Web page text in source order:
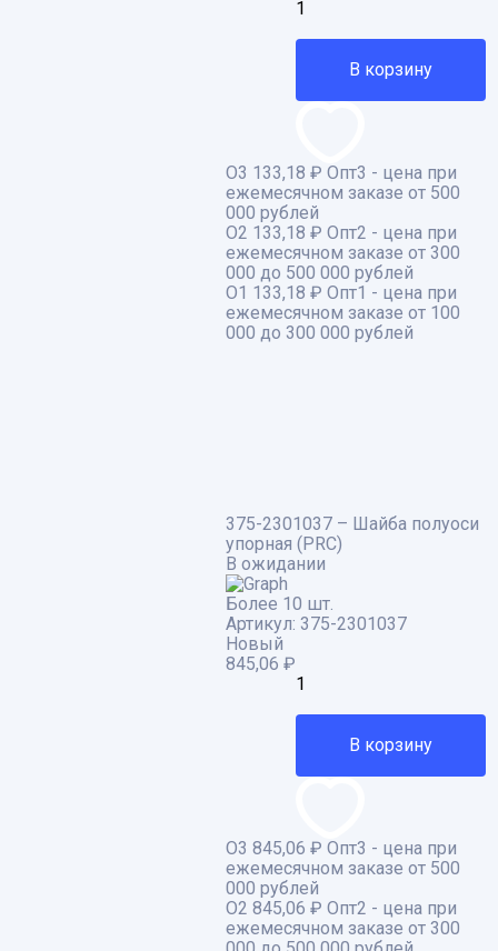
В корзину
О3 133,18 ₽ Опт3 - цена при
ежемесячном заказе от 500
000 рублей
О2 133,18 ₽ Опт2 - цена при
ежемесячном заказе от 300
000 до 500 000 рублей
О1 133,18 ₽ Опт1 - цена при
ежемесячном заказе от 100
000 до 300 000 рублей
375-2301037 – Шайба полуоси
упорная (PRC)
В ожидании
Более 10 шт.
Артикул: 375-2301037
Новый
845,06 ₽
В корзину
О3 845,06 ₽ Опт3 - цена при
ежемесячном заказе от 500
000 рублей
О2 845,06 ₽ Опт2 - цена при
ежемесячном заказе от 300